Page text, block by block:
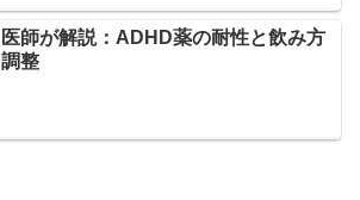
医師が解説：ADHD薬の耐性と飲み方
調整